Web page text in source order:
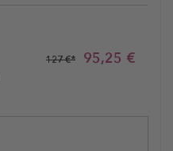
95,25 €
127 €*